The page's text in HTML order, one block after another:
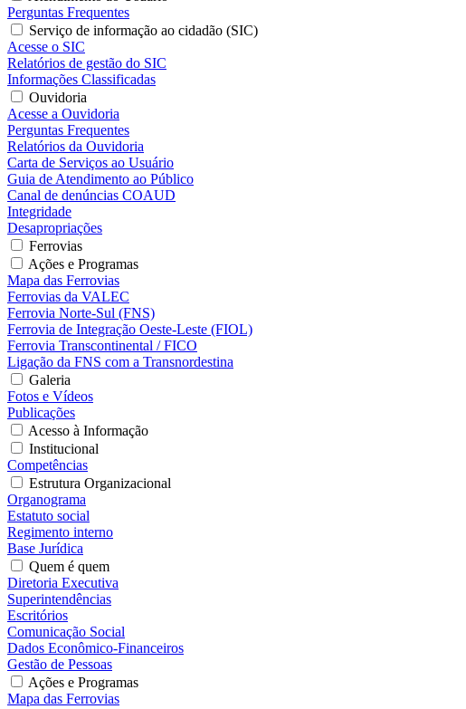
Perguntas Frequentes
Serviço de informação ao cidadão (SIC)
Acesse o SIC
Relatórios de gestão do SIC
Informações Classificadas
Ouvidoria
Acesse a Ouvidoria
Perguntas Frequentes
Relatórios da Ouvidoria
Carta de Serviços ao Usuário
Guia de Atendimento ao Público
Canal de denúncias COAUD
Integridade
Desapropriações
Ferrovias
Ações e Programas
Mapa das Ferrovias
Ferrovias da VALEC
Ferrovia Norte-Sul (FNS)
Ferrovia de Integração Oeste-Leste (FIOL)
Ferrovia Transcontinental / FICO
Ligação da FNS com a Transnordestina
Galeria
Fotos e Vídeos
Publicações
Acesso à Informação
Institucional
Competências
Estrutura Organizacional
Organograma
Estatuto social
Regimento interno
Base Jurídica
Quem é quem
Diretoria Executiva
Superintendências
Escritórios
Comunicação Social
Dados Econômico-Financeiros
Gestão de Pessoas
Ações e Programas
Mapa das Ferrovias